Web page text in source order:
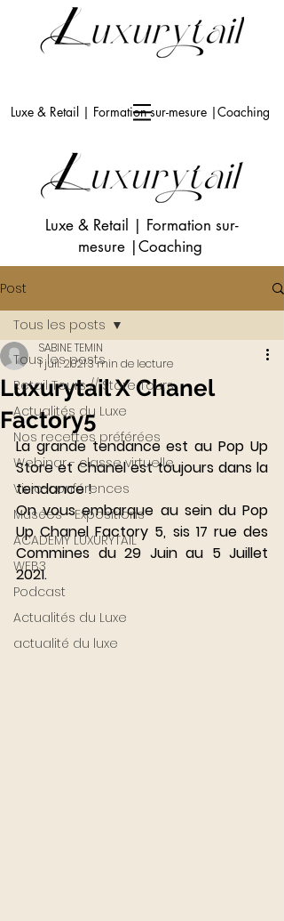
Luxe & Retail | Formation sur-mesure |Coaching
Luxe & Retail | Formation sur-
mesure |Coaching
Post
Tous les posts
Retail Tours // Store Tours
Actualités du Luxe
Nos recettes préférées
Webinar - classe virtuelle
Visio-conférences
Musées - Expositions
ACADEMY LUXURYTAIL
WEB3
Podcast
Actualités du Luxe
actualité du luxe
Tous les posts
Luxurytail X Chanel
Factory5
SABINE TEMIN
1 juil. 20213 min de lecture
La grande tendance est au Pop Up
Store et Chanel est toujours dans la
tendance !
On vous embarque au sein du Pop
Up Chanel Factory 5, sis 17 rue des
Commines du 29 Juin au 5 Juillet
2021.